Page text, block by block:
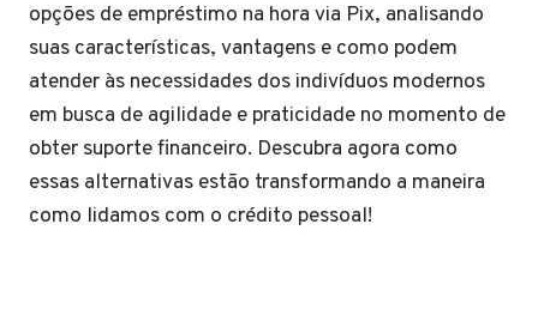
opções de empréstimo na hora via Pix, analisando
suas características, vantagens e como podem
atender às necessidades dos indivíduos modernos
em busca de agilidade e praticidade no momento de
obter suporte financeiro. Descubra agora como
essas alternativas estão transformando a maneira
como lidamos com o crédito pessoal!